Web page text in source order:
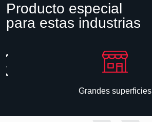
Producto especial
para estas industrias
Grandes superficies